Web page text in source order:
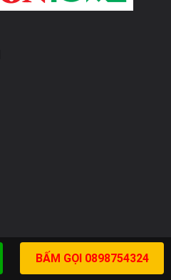
BẤM GỌI 0898754324